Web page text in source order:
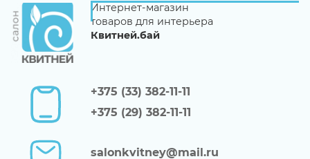
Интернет-магазин
товаров для интерьера
Квитней.бай
+375 (33) 382-11-11
+375 (29) 382-11-11
salonkvitney@mail.ru